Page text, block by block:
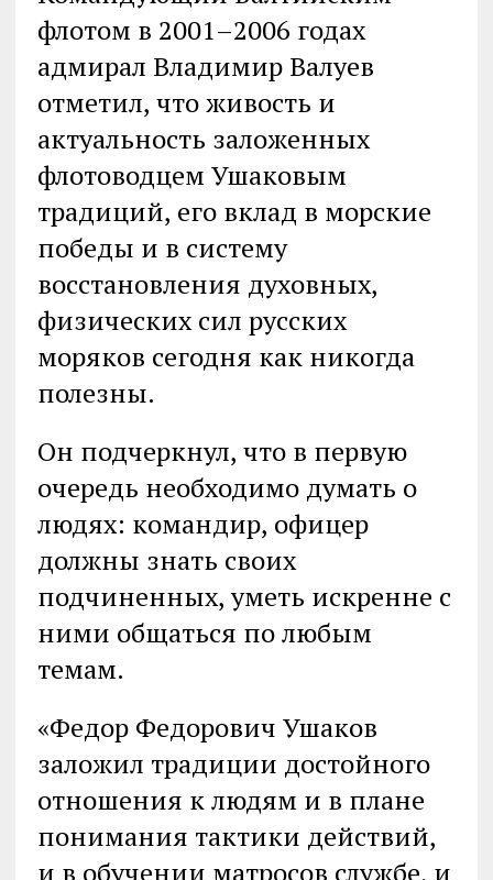
флотом в 2001–2006 годах
адмирал Владимир Валуев
отметил, что живость и
актуальность заложенных
флотоводцем Ушаковым
традиций, его вклад в морские
победы и в систему
восстановления духовных,
физических сил русских
моряков сегодня как никогда
полезны.
Он подчеркнул, что в первую
очередь необходимо думать о
людях: командир, офицер
должны знать своих
подчиненных, уметь искренне с
ними общаться по любым
темам.
«Федор Федорович Ушаков
заложил традиции достойного
отношения к людям и в плане
понимания тактики действий,
и в обучении матросов службе, и